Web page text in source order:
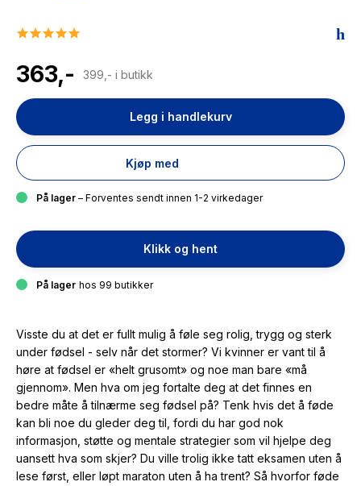
5.0
rating
363,- 399,- i butikk
Legg i handlekurv
Kjøp med
På lager – Forventes sendt innen 1-2 virkedager
Klikk og hent
På lager hos 99 butikker
Visste du at det er fullt mulig å føle seg rolig, trygg og sterk
under fødsel - selv når det stormer? Vi kvinner er vant til å
høre at fødsel er «helt grusomt» og noe man bare «må
gjennom». Men hva om jeg fortalte deg at det finnes en
bedre måte å tilnærme seg fødsel på? Tenk hvis det å føde
kan bli noe du gleder deg til, fordi du har god nok
informasjon, støtte og mentale strategier som vil hjelpe deg
uansett hva som skjer? Du ville trolig ikke tatt eksamen uten å
lese først, eller løpt maraton uten å ha trent? Så hvorfor føde